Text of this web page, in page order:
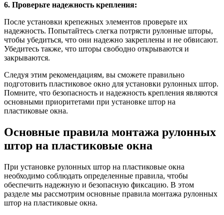
6. Проверьте надежность крепления:
После установки крепежных элементов проверьте их
надежность. Попытайтесь слегка потрясти рулонные шторы,
чтобы убедиться, что они надежно закреплены и не обвисают.
Убедитесь также, что шторы свободно открываются и
закрываются.
Следуя этим рекомендациям, вы сможете правильно
подготовить пластиковое окно для установки рулонных штор.
Помните, что безопасность и надежность крепления являются
основными приоритетами при установке штор на
пластиковые окна.
Основные правила монтажа рулонных
штор на пластиковые окна
При установке рулонных штор на пластиковые окна
необходимо соблюдать определенные правила, чтобы
обеспечить надежную и безопасную фиксацию. В этом
разделе мы рассмотрим основные правила монтажа рулонных
штор на пластиковые окна.